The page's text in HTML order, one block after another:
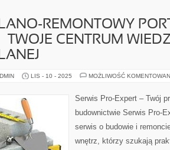
REMONTOWY
TWOJE CENTRUM
LIS - 10 - 2025 MOŻLIWOŚĆ
Serwis Pro-Expert – Twój
budownictwie Serwis Pro-
serwis o budowie i
wnętrz, którzy szukają